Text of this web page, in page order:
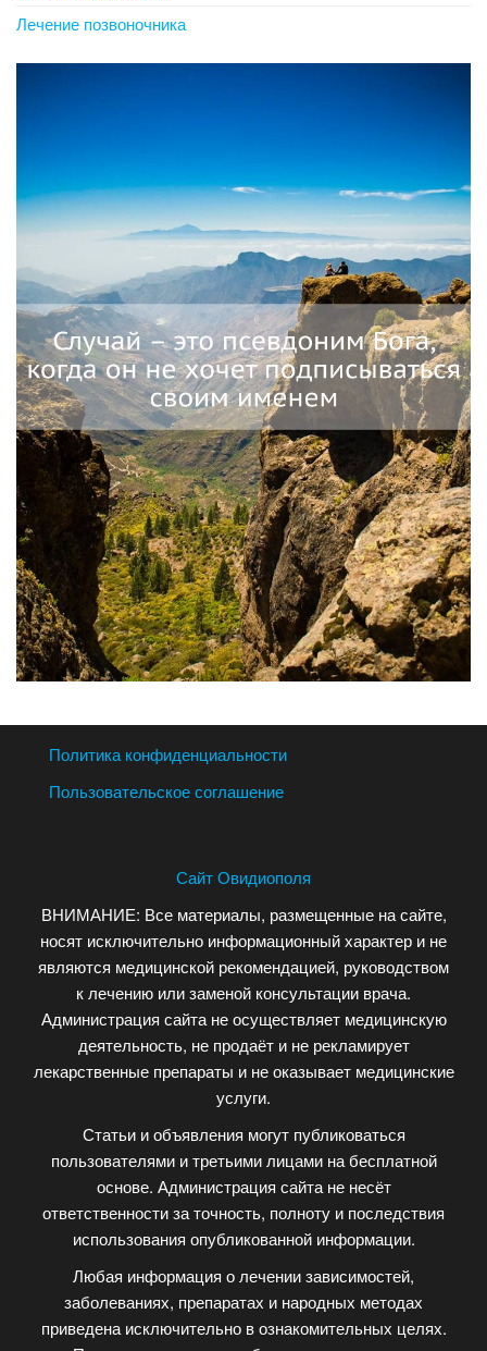
Лечение позвоночника
Политика конфиденциальности
Пользовательское соглашение
Сайт Овидиополя
ВНИМАНИЕ: Все материалы, размещенные на сайте,
носят исключительно информационный характер и не
являются медицинской рекомендацией, руководством
к лечению или заменой консультации врача.
Администрация сайта не осуществляет медицинскую
деятельность, не продаёт и не рекламирует
лекарственные препараты и не оказывает медицинские
услуги.
Статьи и объявления могут публиковаться
пользователями и третьими лицами на бесплатной
основе. Администрация сайта не несёт
ответственности за точность, полноту и последствия
использования опубликованной информации.
Любая информация о лечении зависимостей,
заболеваниях, препаратах и народных методах
приведена исключительно в ознакомительных целях.